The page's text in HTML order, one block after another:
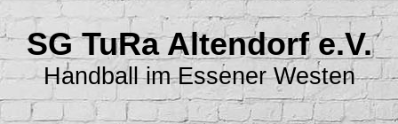
SG TuRa Altendorf e.V.
Handball im Essener Westen